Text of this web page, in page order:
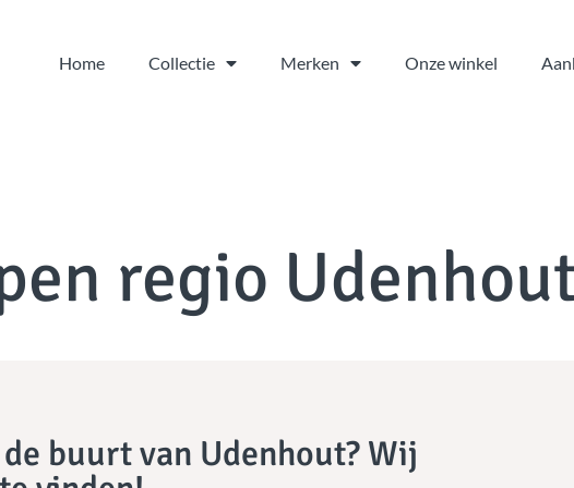
Home Collectie Merken Onze winkel
regio
buurt van Udenhout? Wij